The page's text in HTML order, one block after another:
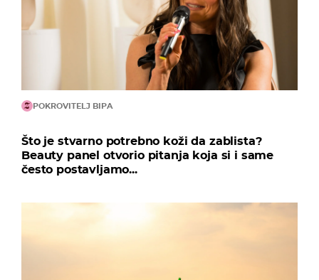
POKROVITELJ BIPA
Što je stvarno potrebno koži da zablista?
Beauty panel otvorio pitanja koja si i same
često postavljamo...